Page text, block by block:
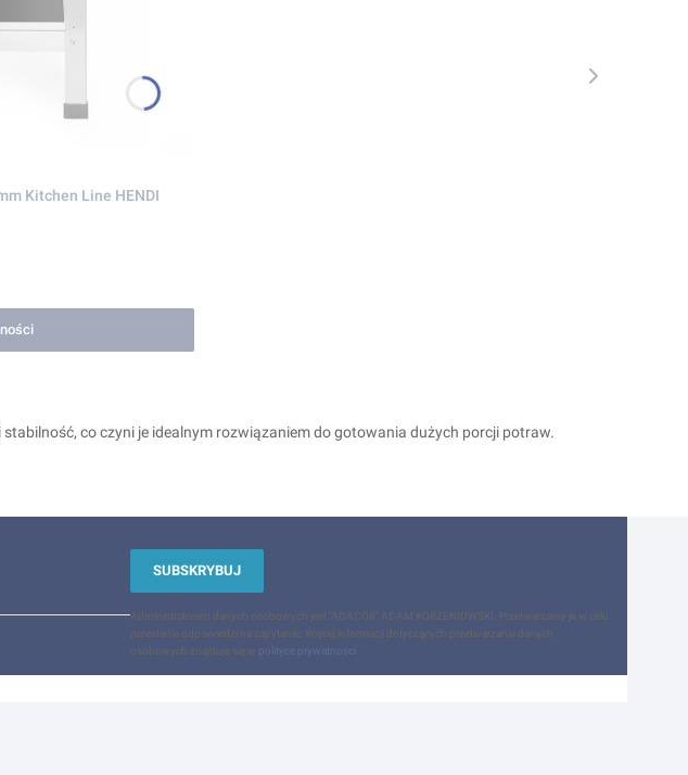
Kitchen Line HENDI
co czyni je idealnym rozwiązaniem do gotowania dużych porcji potraw.
SUBSKRYBUJ
Administratorem danych osobowych jest "ADACOR" ADAM KORZENIOWSKI. Przetwarzamy je w celu
przesłania odpowiedzi na zapytanie. Więcej informacji dotyczących przetwarzania danych
osobowych znajduje się w